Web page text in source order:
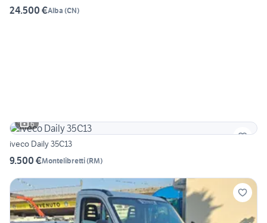
24.500 €Alba (CN)
6
iveco Daily 35C13
9.500 €Montelibretti(RM)